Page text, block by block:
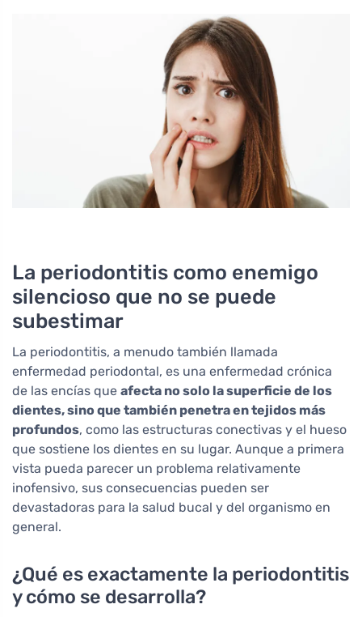
La periodontitis como enemigo
silencioso que no se puede
subestimar
La periodontitis, a menudo también llamada
enfermedad periodontal, es una enfermedad crónica
de las encías que afecta no solo la superficie de los
dientes, sino que también penetra en tejidos más
profundos, como las estructuras conectivas y el hueso
que sostiene los dientes en su lugar. Aunque a primera
vista pueda parecer un problema relativamente
inofensivo, sus consecuencias pueden ser
devastadoras para la salud bucal y del organismo en
general.
¿Qué es exactamente la periodontitis
y cómo se desarrolla?